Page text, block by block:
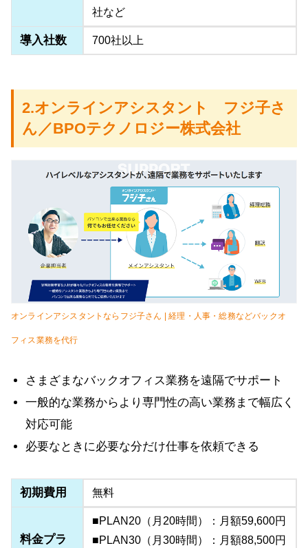
社など
導入社数 700社以上
2.オンラインアシスタント フジ子さ
ん／BPOテクノロジー株式会社
オンラインアシスタントならフジ子さん | 経理・人事・総務などバックオ
フィス業務を代行
さまざまなバックオフィス業務を遠隔でサポート
一般的な業務からより専門性の高い業務まで幅広く
対応可能
必要なときに必要な分だけ仕事を依頼できる
初期費用 無料
料金プラ
■PLAN20（月20時間）：月額59,600円
■PLAN30（月30時間）：月額88,500円